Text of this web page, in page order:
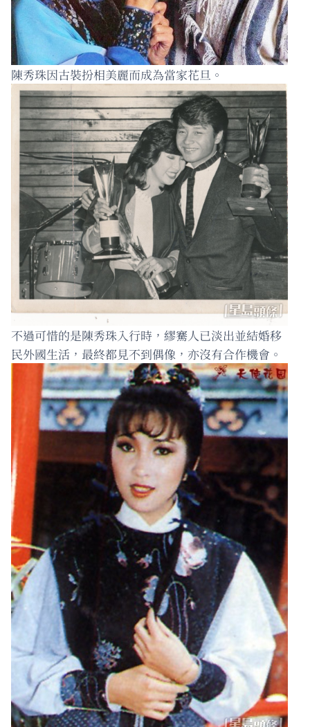
陳秀珠因古裝扮相美麗而成為當家花旦。
不過可惜的是陳秀珠入行時，繆騫人已淡出並結婚移
民外國生活，最終都見不到偶像，亦沒有合作機會。